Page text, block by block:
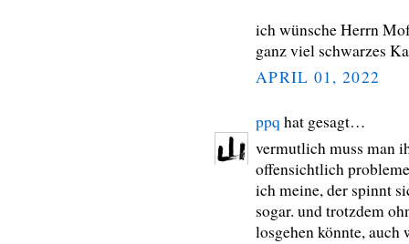
ich wünsche Herrn
ganz viel schwarzes
APRIL 01, 2022
ppq hat gesagt…
vermutlich muss man
offensichtlich
ich meine, der spinnt
sogar. und trotzdem
losgehen könnte,